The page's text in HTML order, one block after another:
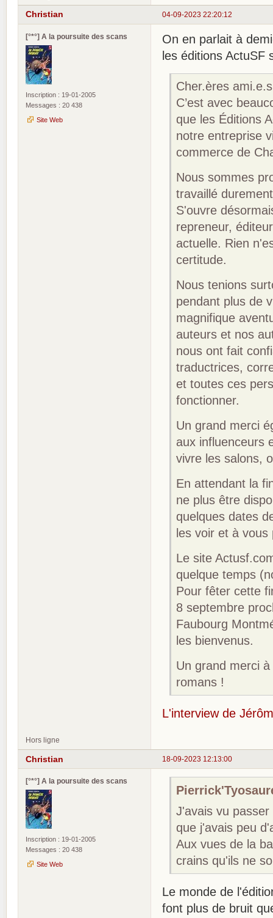
04-09-2023 22:20:12
Christian
[°*°] A la poursuite des scans
Inscription : 19-01-2005
Messages : 20 438
Site Web
On en parlait à
les éditions ActuSF
Cher.ères ami.e.s
C’est avec
que les Éditions
notre entreprise
commerce de
Nous sommes
travaillé
S'ouvre
repreneur,
actuelle. Rien
certitude.
Nous tenions
pendant plus de
magnifique
auteurs et nos
nous ont fait
traductrices,
et toutes ces
fonctionner.
Un grand merci
aux influenceurs
vivre les salons,
En attendant la
ne plus être
quelques dates
les voir et à
Le site
quelque temps
Pour fêter cette
8 septembre
Faubourg
les bienvenus.
Un grand merci
romans !
L'interview de
Hors ligne
18-09-2023 12:13:00
Christian
[°*°] A la poursuite des scans
Inscription : 19-01-2005
Messages : 20 438
Site Web
J'avais vu
que j'avais peu
Aux vues de la
crains qu'ils ne
Le monde de
font plus de bruit